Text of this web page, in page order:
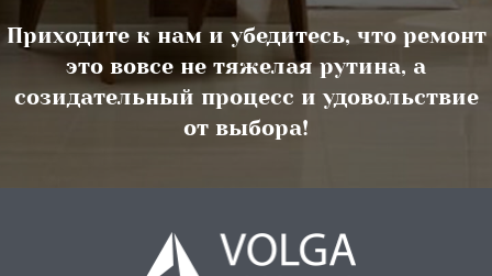
Приходите к нам и убедитесь, что ремонт
это вовсе не тяжелая рутина, а
созидательный процесс и удовольствие
от выбора!